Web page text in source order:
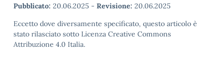
Pubblicato: 20.06.2025 - Revisione: 20.06.2025
Eccetto dove diversamente specificato, questo articolo è
stato rilasciato sotto Licenza Creative Commons
Attribuzione 4.0 Italia.